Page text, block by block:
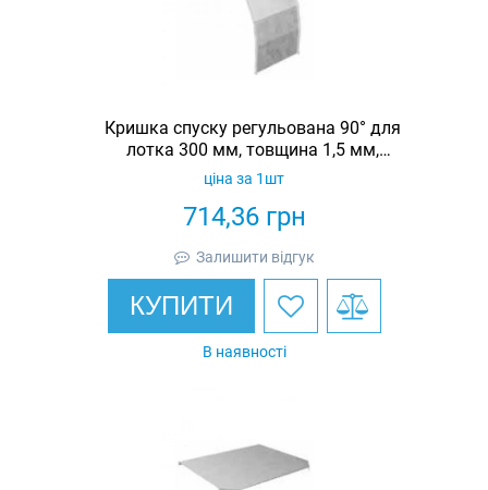
Кришка спуску регульована 90° для
лотка 300 мм, товщина 1,5 мм,
гарячеоцинкована, Eurotray
714,36грн
ціна за 1шт
Залишити відгук
КУПИТИ
В наявності